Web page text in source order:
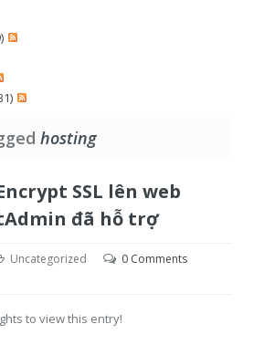
hosting
SSL lên web
đã hỗ trợ
Uncategorized
0 Comments
to view this entry!